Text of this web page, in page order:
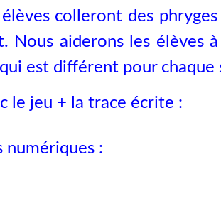
élèves colleront des
Nous aiderons les élèves
est différent pour chaque
le jeu + la trace écrite :
numériques :